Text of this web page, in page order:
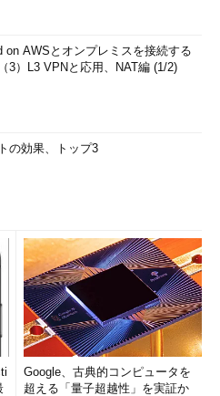
on AWSとオンプレミスを接続する
3）L3 VPNと応用、NAT編 (1/2)
の効果、トップ3
Google、古典的コンピュータを
超える「量子超越性」を実証か